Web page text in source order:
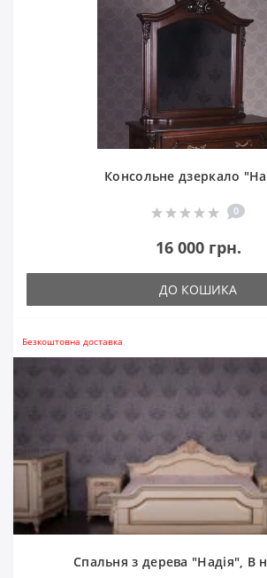
Консольне дзеркало
0
16 000 грн.
ДО КОШИКА
Безкоштовна доставка
Спальня з дерева "Надія", В